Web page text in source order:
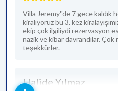
Villa Jeremy''de 7 gece kaldık
kiralıyoruz bu 3. kez
ekip çok ilgiliydi rezervasyon
nazik ve kibar davrandılar.
teşekkürler.
Halide Yılmaz